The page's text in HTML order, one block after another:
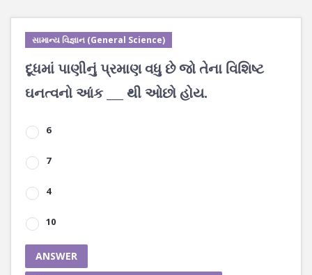
સામાન્ય વિજ્ઞાન (General Science)
દૂધમાં પાણીનું પ્રમાણ વધુ છે જો તેના વિશિષ્ટ
ઘનત્વનો આંક ___ થી ઓછો હોય.
6
7
4
10
ANSWER